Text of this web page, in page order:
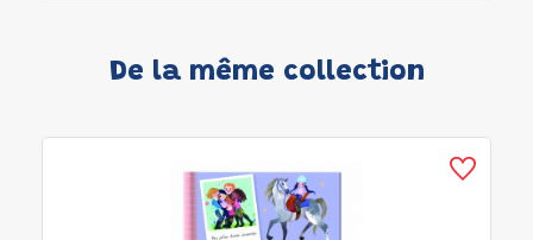
De la même collection